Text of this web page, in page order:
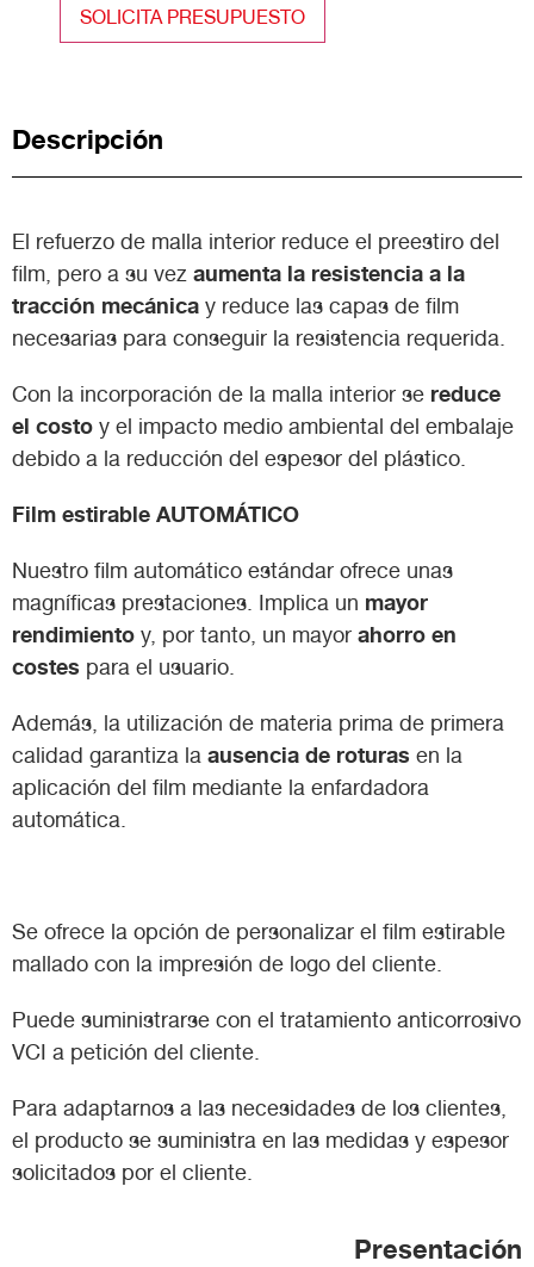
SOLICITA PRESUPUESTO
Descripción
El refuerzo de malla interior reduce el preestiro del
film, pero a su vez aumenta la resistencia a la
tracción mecánica y reduce las capas de film
necesarias para conseguir la resistencia requerida.
Con la incorporación de la malla interior se reduce
el costo y el impacto medio ambiental del embalaje
debido a la reducción del espesor del plástico.
Film estirable AUTOMÁTICO
Nuestro film automático estándar ofrece unas
magníficas prestaciones. Implica un mayor
rendimiento y, por tanto, un mayor ahorro en
costes para el usuario.
Además, la utilización de materia prima de primera
calidad garantiza la ausencia de roturas en la
aplicación del film mediante la enfardadora
automática.
Se ofrece la opción de personalizar el film estirable
mallado con la impresión de logo del cliente.
Puede suministrarse con el tratamiento anticorrosivo
VCI a petición del cliente.
Para adaptarnos a las necesidades de los clientes,
el producto se suministra en las medidas y espesor
solicitados por el cliente.
Presentación